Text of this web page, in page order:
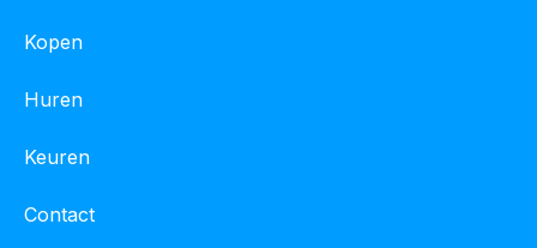
Kopen
Huren
Keuren
Contact